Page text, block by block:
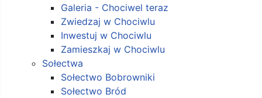
Galeria - Chociwel teraz
Zwiedzaj w Chociwlu
Inwestuj w Chociwlu
Zamieszkaj w Chociwlu
Sołectwa
Sołectwo Bobrowniki
Sołectwo Bród